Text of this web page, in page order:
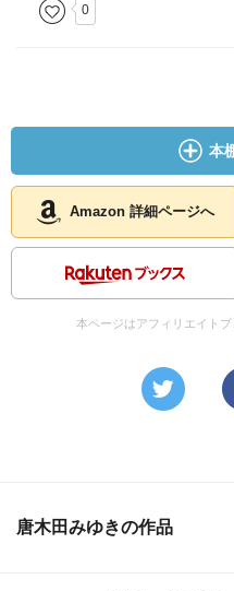
0
本
Amazon 詳細ページへ
本ページはアフィリエイト
唐木田みゆきの作品